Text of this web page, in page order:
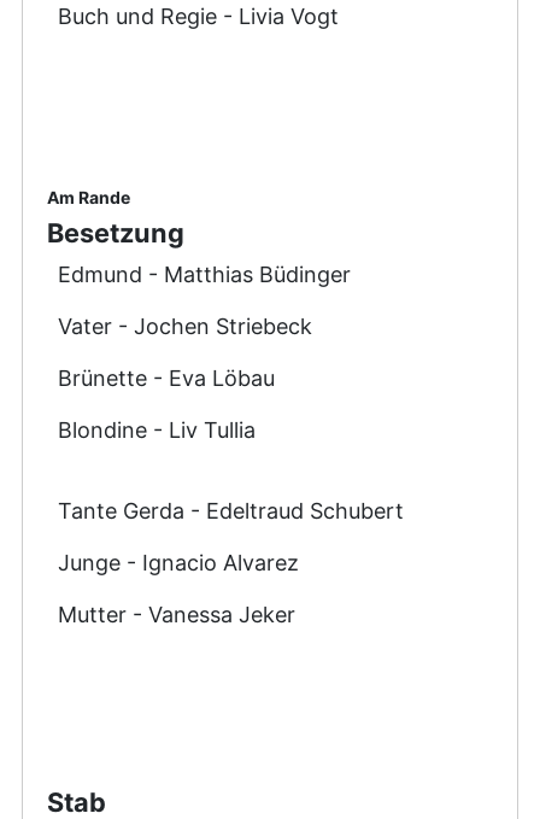
Buch und Regie - Livia Vogt
Am Rande
Besetzung
Edmund - Matthias Büdinger
Vater - Jochen Striebeck
Brünette - Eva Löbau
Blondine - Liv Tullia
Tante Gerda - Edeltraud Schubert
Junge - Ignacio Alvarez
Mutter - Vanessa Jeker
Stab